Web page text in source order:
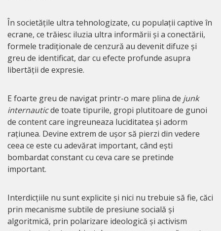
În societățile ultra tehnologizate, cu populații captive în
ecrane, ce trăiesc iluzia ultra informării și a conectării,
formele tradiționale de cenzură au devenit difuze și
greu de identificat, dar cu efecte profunde asupra
libertății de expresie.
E foarte greu de navigat printr-o mare plina de junk
internauticde toate tipurile, gropi plutitoare de gunoi
de content care ingreuneaza luciditatea și adorm
rațiunea. Devine extrem de ușor să pierzi din vedere
ceea ce este cu adevărat important, când ești
bombardat constant cu ceva care se pretinde
important.
Interdicțiile nu sunt explicite și nici nu trebuie să fie, căci
prin mecanisme subtile de presiune socială și
algoritmică, prin polarizare ideologică și activism